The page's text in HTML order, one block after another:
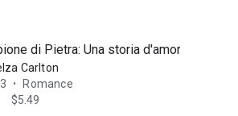
in più di 30 lingue. È conosciuta
di Pietra: Una storia d'amore con un
Carlton
•
Romance
$5.49